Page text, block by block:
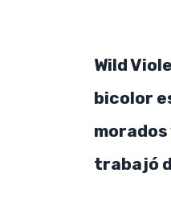
Wild
bicolor
morados
trabajó